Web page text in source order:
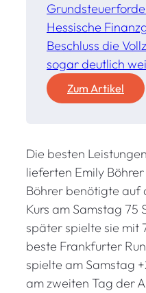
Hessische
Beschluss die
sogar deutlich
Zum Artikel
„
n
s
t
l
c
h
e
Z
Die besten
lieferten Emily
Böhrer benötigte auf
Kurs am Samstag 75
später spielte sie mit
beste Frankfurter
spielte am Samstag
am zweiten Tag der